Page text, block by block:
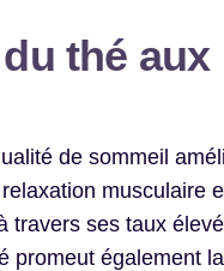
thé aux
de sommeil
musculaire
travers ses taux
promeut également